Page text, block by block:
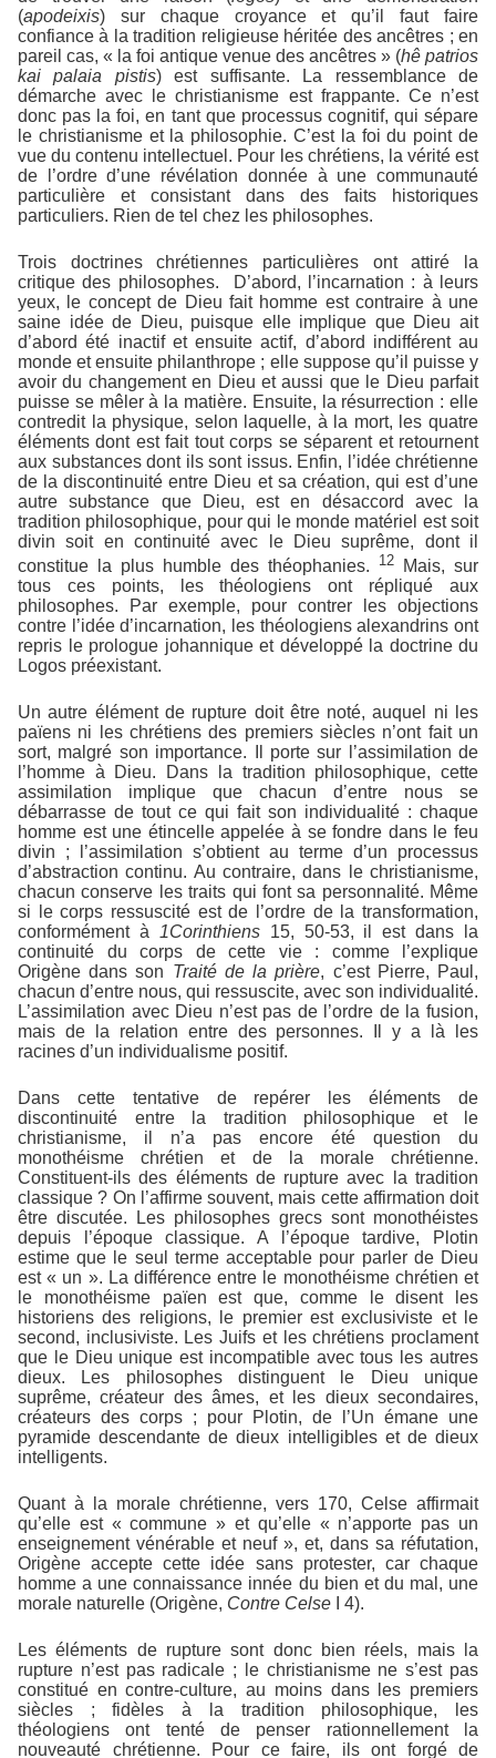
(apodeixis) sur chaque croyance et qu’il faut faire
confiance à la tradition religieuse héritée des ancêtres ; en
pareil cas, « la foi antique venue des ancêtres » (hê patrios
kai palaia pistis) est suffisante. La ressemblance de
démarche avec le christianisme est frappante. Ce n’est
donc pas la foi, en tant que processus cognitif, qui sépare
le christianisme et la philosophie. C’est la foi du point de
vue du contenu intellectuel. Pour les chrétiens, la vérité est
de l’ordre d’une révélation donnée à une communauté
particulière et consistant dans des faits historiques
particuliers. Rien de tel chez les philosophes.
Trois doctrines chrétiennes particulières ont attiré la
critique des philosophes. D’abord, l’incarnation : à leurs
yeux, le concept de Dieu fait homme est contraire à une
saine idée de Dieu, puisque elle implique que Dieu ait
d’abord été inactif et ensuite actif, d’abord indifférent au
monde et ensuite philanthrope ; elle suppose qu’il puisse y
avoir du changement en Dieu et aussi que le Dieu parfait
puisse se mêler à la matière. Ensuite, la résurrection : elle
contredit la physique, selon laquelle, à la mort, les quatre
éléments dont est fait tout corps se séparent et retournent
aux substances dont ils sont issus. Enfin, l’idée chrétienne
de la discontinuité entre Dieu et sa création, qui est d’une
autre substance que Dieu, est en désaccord avec la
tradition philosophique, pour qui le monde matériel est soit
divin soit en continuité avec le Dieu suprême, dont il
constitue la plus humble des théophanies. 12 Mais, sur
tous ces points, les théologiens ont répliqué aux
philosophes. Par exemple, pour contrer les objections
contre l’idée d’incarnation, les théologiens alexandrins ont
repris le prologue johannique et développé la doctrine du
Logos préexistant.
Un autre élément de rupture doit être noté, auquel ni les
païens ni les chrétiens des premiers siècles n’ont fait un
sort, malgré son importance. Il porte sur l’assimilation de
l’homme à Dieu. Dans la tradition philosophique, cette
assimilation implique que chacun d’entre nous se
débarrasse de tout ce qui fait son individualité : chaque
homme est une étincelle appelée à se fondre dans le feu
divin ; l’assimilation s’obtient au terme d’un processus
d’abstraction continu. Au contraire, dans le christianisme,
chacun conserve les traits qui font sa personnalité. Même
si le corps ressuscité est de l’ordre de la transformation,
conformément à 1Corinthiens15, 50-53, il est dans la
continuité du corps de cette vie : comme l’explique
Origène dans son Traité de la prière, c’est Pierre, Paul,
chacun d’entre nous, qui ressuscite, avec son individualité.
L’assimilation avec Dieu n’est pas de l’ordre de la fusion,
mais de la relation entre des personnes. Il y a là les
racines d’un individualisme positif.
Dans cette tentative de repérer les éléments de
discontinuité entre la tradition philosophique et le
christianisme, il n’a pas encore été question du
monothéisme chrétien et de la morale chrétienne.
Constituent-ils des éléments de rupture avec la tradition
classique ? On l’affirme souvent, mais cette affirmation doit
être discutée. Les philosophes grecs sont monothéistes
depuis l’époque classique. A l’époque tardive, Plotin
estime que le seul terme acceptable pour parler de Dieu
est « un ». La différence entre le monothéisme chrétien et
le monothéisme païen est que, comme le disent les
historiens des religions, le premier est exclusiviste et le
second, inclusiviste. Les Juifs et les chrétiens proclament
que le Dieu unique est incompatible avec tous les autres
dieux. Les philosophes distinguent le Dieu unique
suprême, créateur des âmes, et les dieux secondaires,
créateurs des corps ; pour Plotin, de l’Un émane une
pyramide descendante de dieux intelligibles et de dieux
intelligents.
Quant à la morale chrétienne, vers 170, Celse affirmait
qu’elle est « commune » et qu’elle « n’apporte pas un
enseignement vénérable et neuf », et, dans sa réfutation,
Origène accepte cette idée sans protester, car chaque
homme a une connaissance innée du bien et du mal, une
morale naturelle (Origène, Contre Celse I 4).
Les éléments de rupture sont donc bien réels, mais la
rupture n’est pas radicale ; le christianisme ne s’est pas
constitué en contre-culture, au moins dans les premiers
siècles ; fidèles à la tradition philosophique, les
théologiens ont tenté de penser rationnellement la
nouveauté chrétienne. Pour ce faire, ils ont forgé de